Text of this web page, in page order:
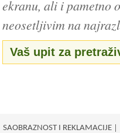
ekranu, ali i pametno
neosetljivim na
Vaš upit za
SAOBRAZNOST I REKLAMACIJE